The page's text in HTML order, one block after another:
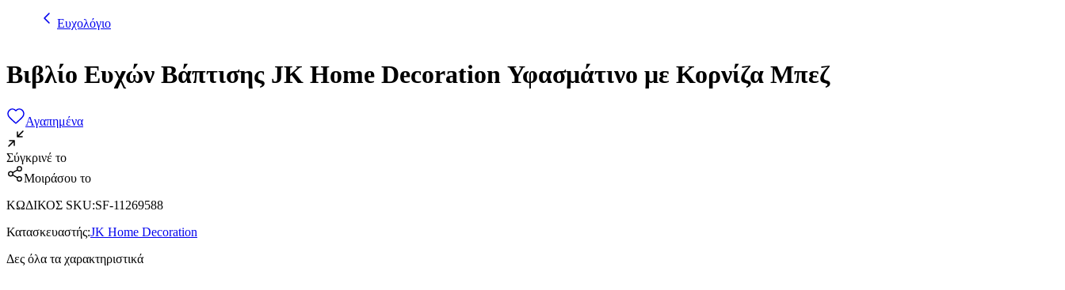
Ευχολόγιο
Βιβλίο Ευχών Βάπτισης JK Home Decoration Υφασμάτινο με Κορνίζα Μπεζ
Αγαπημένα
Σύγκρινέ το
Μοιράσου το
ΚΩΔΙΚΟΣ SKU:SF-11269588
Κατασκευαστής:JK Home Decoration
Δες όλα τα χαρακτηριστικά